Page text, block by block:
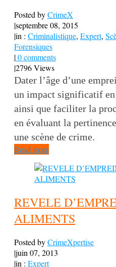
Posted byCrimeX
|septembre 08, 2015
|in : Criminalistique, Expert,
Forensiques
|0 comments
|2796 Views
Dater l’âge d’une
un impact significatif en
ainsi que faciliter la
en évaluant la
une scène de crime.
Read more
REVELE
ALIMENTS
Posted byCrimeXpertise
|juin 07, 2013
|in : Expert